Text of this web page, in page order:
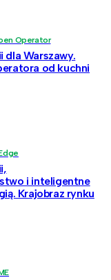
Operator
dla Warszawy.
od kuchni
i inteligentne
Krajobraz rynku